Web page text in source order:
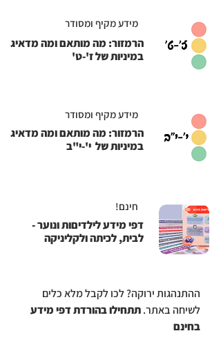
מידע מקיף ומסודר
הרמזור: מה מותאם ומה מדאיג
במיניות של ז'-ט'
מידע מקיף ומסודר
הרמזור: מה מותאם ומה מדאיג
במיניות של י'-י"ב
חינם!
דפי מידע לילדיםות ונוער -
לבית, לכיתה ולקליניקה
ההתנהגות ירוקה? לכו לקבל מלא כלים
לשיחה באתר.תתחילו בהורדת דפי מידע
בחינם